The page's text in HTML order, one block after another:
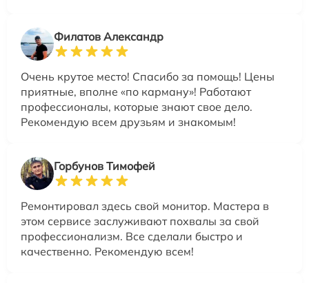
Филатов Александр
Очень крутое место! Спасибо за помощь! Цены
приятные, вполне «по карману»! Работают
профессионалы, которые знают свое дело.
Рекомендую всем друзьям и знакомым!
Горбунов Тимофей
Ремонтировал здесь свой монитор. Мастера в
этом сервисе заслуживают похвалы за свой
профессионализм. Все сделали быстро и
качественно. Рекомендую всем!